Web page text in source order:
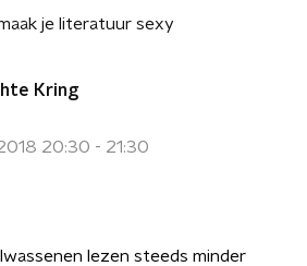
je literatuur sexy
Kring
20:30 - 21:30
lezen steeds minder